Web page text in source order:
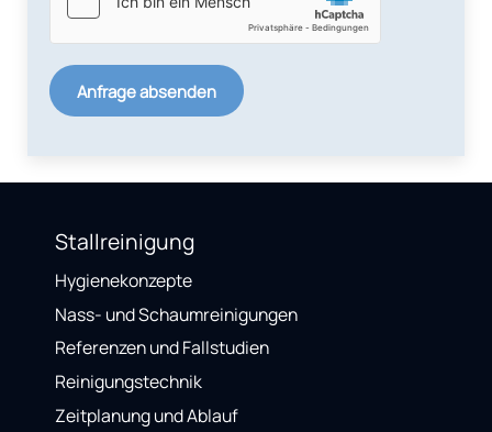
Anfrage absenden
Stallreinigung
Hygienekonzepte
Nass- und Schaumreinigungen
Referenzen und Fallstudien
Reinigungstechnik
Zeitplanung und Ablauf